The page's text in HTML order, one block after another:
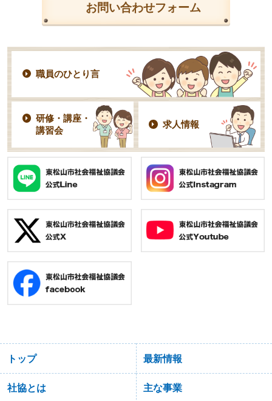
お問い合わせフォーム
職員のひとり言
研修・講座・
講習会
求人情報
トップ 最新情報
社協とは 主な事業